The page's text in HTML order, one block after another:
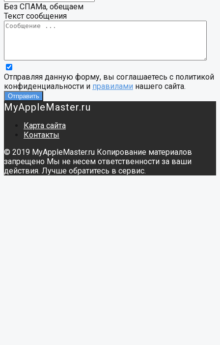
Без СПАМа, обещаем
Текст сообщения
Отправляя данную форму, вы соглашаетесь с политикой
конфиденциальности и правилами нашего сайта.
MyAppleMaster.ru
Карта сайта
Контакты
© 2019 MyAppleMaster.ru Копирование материалов
запрещено Мы не несем ответственности за ваши
действия. Лучше обратитесь в сервис.